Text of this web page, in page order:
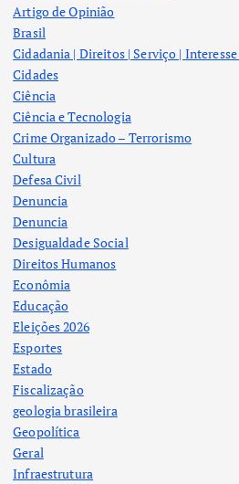
Artigo de Opinião
Brasil
Cidadania | Direitos | Serviço |
Cidades
Ciência
Ciência e Tecnologia
Crime Organizado – Terrorismo
Cultura
Defesa Civil
Denuncia
Denuncia
Desigualdade Social
Direitos Humanos
Econômia
Educação
Eleições 2026
Esportes
Estado
Fiscalização
geologia brasileira
Geopolítica
Geral
Infraestrutura